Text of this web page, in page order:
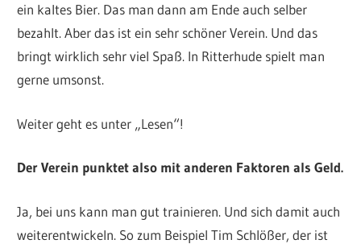
ein kaltes Bier. Das man dann am Ende auch selber
bezahlt. Aber das ist ein sehr schöner Verein. Und das
bringt wirklich sehr viel Spaß. In Ritterhude spielt man
gerne umsonst.
Weiter geht es unter „Lesen“!
Der Verein punktet also mit anderen Faktoren als Geld.
Ja, bei uns kann man gut trainieren. Und sich damit auch
weiterentwickeln. So zum Beispiel Tim Schlößer, der ist